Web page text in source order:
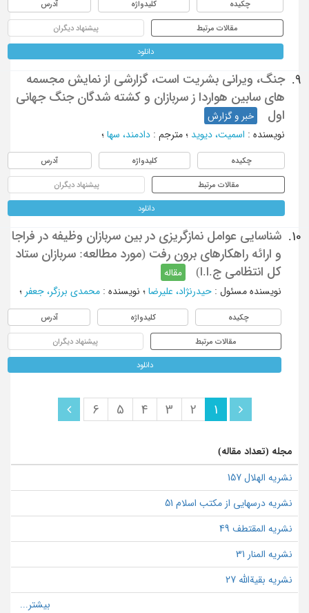
چکیده کلیدواژه آدرس
مقالات مرتبط پیشنهاد دیگران
دانلود
9.
جنگ، ویرانی بشریت است، گزارشی از نمایش مجسمه
های سابین هواردا ز سربازان و کشته شدگان جنگ جهانی
اول
خبر و گزارش
نویسنده: اسمیت، دیوید؛ مترجم: دادمند، سها؛
چکیده کلیدواژه آدرس
مقالات مرتبط پیشنهاد دیگران
دانلود
10.
شناسایی عوامل نمازگریزی در بین سربازان وظیفه در فراجا
و ارائه راهکارهای برون رفت (مورد مطالعه: سربازان ستاد
کل انتظامی ج.ا.ا)
مقاله
نویسنده مسئول : حیدرنژاد، علیرضا؛ نویسنده: محمدی برزگر، جعفر؛
چکیده کلیدواژه آدرس
مقالات مرتبط پیشنهاد دیگران
دانلود
1
2
3
4
5
6
مجله (تعداد مقاله)
نشریه الهلال 157
نشریه درسهایی از مکتب اسلام 51
نشریه المقتطف 49
نشریه المنار 31
نشریه بقیةالله 27